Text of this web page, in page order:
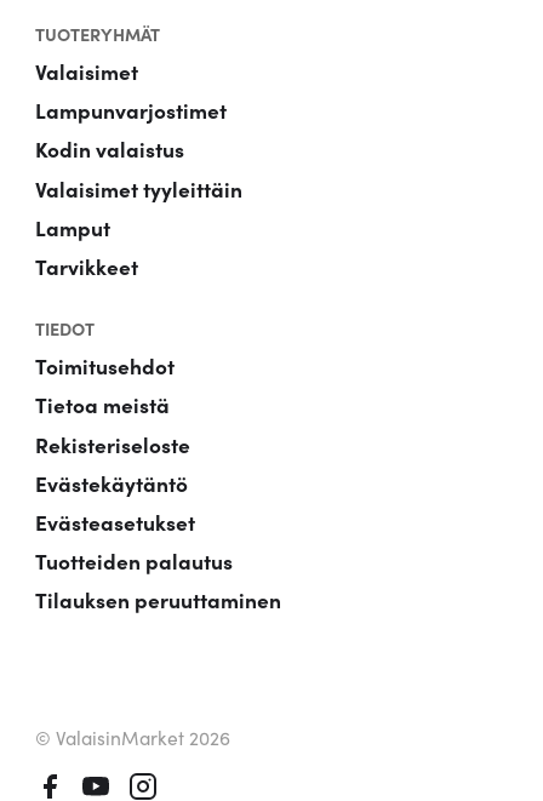
TUOTERYHMÄT
Valaisimet
Lampunvarjostimet
Kodin valaistus
Valaisimet tyyleittäin
Lamput
Tarvikkeet
TIEDOT
Toimitusehdot
Tietoa meistä
Rekisteriseloste
Evästekäytäntö
Evästeasetukset
Tuotteiden palautus
Tilauksen peruuttaminen
© ValaisinMarket 2026
FacebookYoutubeInstagram